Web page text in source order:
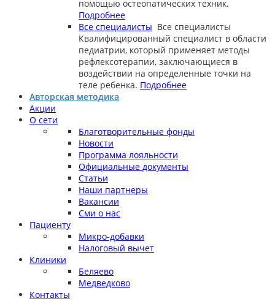
помощью остеопатических техник.
Подробнее
Все специалисты Все специалисты
Квалифицированный специалист в области
педиатрии, который применяет методы
рефлексотерапии, заключающиеся в
воздействии на определенные точки на
теле ребенка. Подробнее
Авторская методика
Акции
О сети
Благотворительные фонды
Новости
Программа лояльности
Официальные документы
Статьи
Наши партнеры
Вакансии
Сми о нас
Пациенту
Микро-добавки
Налоговый вычет
Клиники
Беляево
Медведково
Контакты